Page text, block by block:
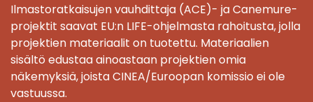
Ilmastoratkaisujen vauhdittaja (ACE)- ja Canemure-
projektit saavat EU:n LIFE-ohjelmasta rahoitusta, jolla
projektien materiaalit on tuotettu. Materiaalien
sisältö edustaa ainoastaan projektien omia
näkemyksiä, joista CINEA/Euroopan komissio ei ole
vastuussa.